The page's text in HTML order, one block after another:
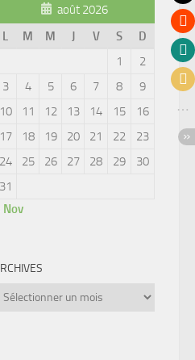
août 2026
L
M M J V S
D
1
2
3
4 5 6 7 8
9
10
11 12 13 14 15
16
17
18 19 20 21 22
23
24
25 26 27 28 29
30
31
Nov
Archives